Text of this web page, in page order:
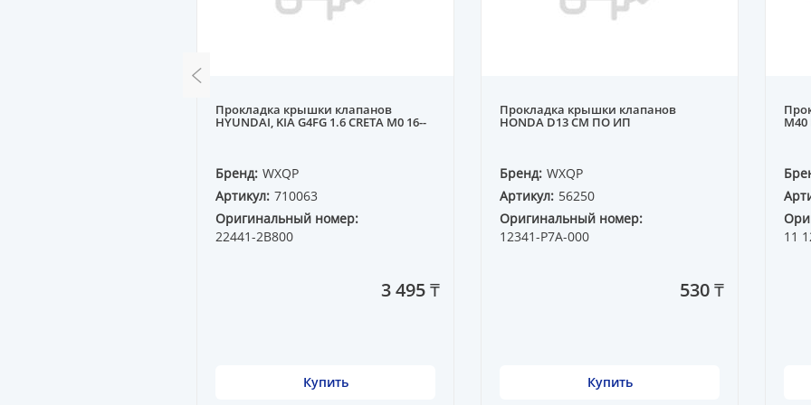
Прокладка крышки клапанов
HYUNDAI, KIA G4FG 1.6 СRETA M0 16--
Бренд: WXQP
Артикул: 710063
Оригинальный номер:
22441-2B800
3 495 ₸
Купить
Прокладка крышки клапанов
HONDA D13 СМ ПО ИП
Бренд: WXQP
Артикул: 56250
Оригинальный номер:
12341-P7A-000
530 ₸
Купить
M40
11